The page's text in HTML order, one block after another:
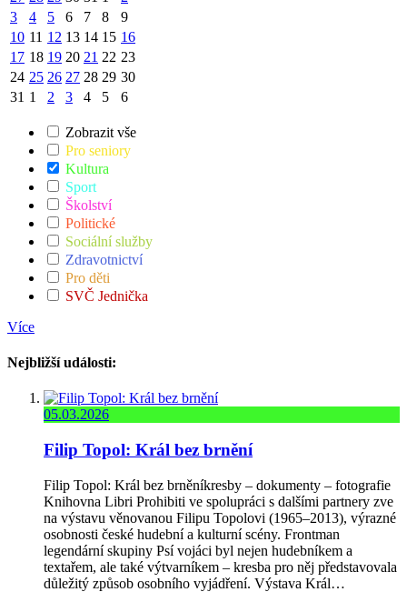
3
4 5 6 7 8
9
10 11 12 13 14 15 16
17 18 19 20 21 22 23
24 25 26 27 28 29 30
31 1 2 3 4 5 6
Zobrazit vše
Pro seniory
Kultura
Sport
Školství
Politické
Sociální služby
Zdravotnictví
Pro děti
SVČ Jednička
Více
Nejbližší události:
05.03.2026
Filip Topol: Král bez brnění
Filip Topol: Král bez brněníkresby – dokumenty – fotografie
Knihovna Libri Prohibiti ve spolupráci s dalšími partnery zve
na výstavu věnovanou Filipu Topolovi (1965–2013), výrazné
osobnosti české hudební a kulturní scény. Frontman
legendární skupiny Psí vojáci byl nejen hudebníkem a
textařem, ale také výtvarníkem – kresba pro něj představovala
důležitý způsob osobního vyjádření. Výstava Král…